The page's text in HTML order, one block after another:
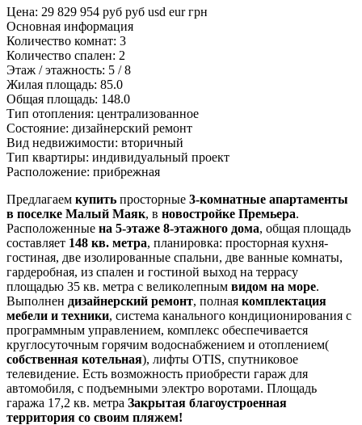
Цена: 29 829 954 руб руб usd eur грн
Основная информация
Количество комнат: 3
Количество спален: 2
Этаж / этажность: 5 / 8
Жилая площадь: 85.0
Общая площадь: 148.0
Тип отопления: централизованное
Состояние: дизайнерский ремонт
Вид недвижимости: вторичный
Тип квартиры: индивидуальный проект
Расположение: прибрежная
Предлагаем купить просторные 3-комнатные апартаменты
в поселке Малый Маяк, в новостройке Премьера.
Расположенные на 5-этаже 8-этажного дома, общая площадь
составляет 148 кв. метра, планировка: просторная кухня-
гостиная, две изолированные спальни, две ванные комнаты,
гардеробная, из спален и гостиной выход на террасу
площадью 35 кв. метра с великолепным видом на море.
Выполнен дизайнерский ремонт, полная комплектация
мебели и техники, система канального кондиционирования с
программным управлением, комплекс обеспечивается
круглосуточным горячим водоснабжением и отоплением(
собственная котельная), лифты OTIS, спутниковое
телевидение. Есть возможность приобрести гараж для
автомобиля, с подъемными электро воротами. Площадь
гаража 17,2 кв. метра Закрытая благоустроенная
территория со своим пляжем!